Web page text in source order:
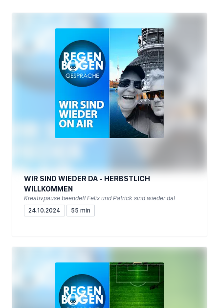
WIR SIND WIEDER DA - HERBSTLICH
WILLKOMMEN
Kreativpause beendet! Felix und Patrick sind wieder da!
24.10.2024
55 min